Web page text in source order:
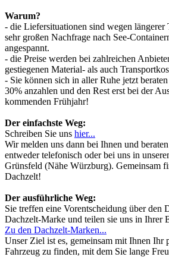
Warum?
- die Liefersituationen sind wegen längerer
sehr großen Nachfrage nach See-
angespannt.
- die Preise werden bei zahlreichen
gestiegenen Material- als auch
- Sie können sich in aller Ruhe jetzt
30% anzahlen und den Rest erst bei der
kommenden Frühjahr!
Der einfachste Weg:
Schreiben Sie uns hier...
Wir melden uns dann bei Ihnen und
entweder telefonisch oder bei uns in
Grünsfeld (Nähe Würzburg). Gemeinsam
Dachzelt!
Der ausführliche Weg:
Sie treffen eine Vorentscheidung über den
Dachzelt-Marke und teilen sie uns in Ihrer
Zu den Dachzelt-Marken...
Unser Ziel ist es, gemeinsam mit Ihnen Ihr
Fahrzeug zu finden, mit dem Sie lange